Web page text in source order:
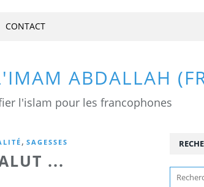
ABDALLAH
l'islam pour les francophones
CONTACT
, SAGESSES
...